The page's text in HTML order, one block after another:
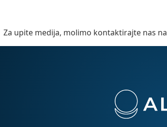
Za upite medija, molimo kontaktirajte nas na